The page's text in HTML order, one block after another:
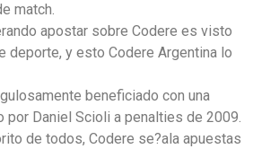
match.
apostar sobre Codere es visto
deporte, y esto Codere Argentina lo
beneficiado con una
por Daniel Scioli a penalties de 2009.
de todos, Codere se?ala apuestas